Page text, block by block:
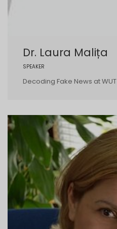
Dr. Laura Malița
SPEAKER
Decoding Fake News at WUT